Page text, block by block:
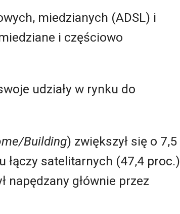
miedzianych (ADSL) i
i częściowo
udziały w rynku do
Building) zwiększył się o 7,5
łączy satelitarnych (47,4 proc.)
napędzany głównie przez